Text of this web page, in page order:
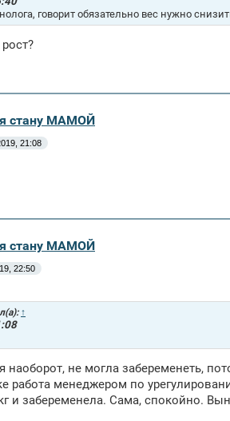
говорит обязательно вес нужно
я стану МАМОЙ
21:08
я стану МАМОЙ
22:50
↑
не могла забеременеть,
работа менеджером по
и забеременела. Сама, спокойно.